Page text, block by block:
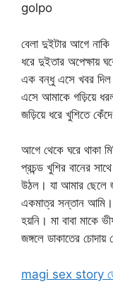
golpo
বেলা দুইটার আগে নাকি
ধরে দুইতার অপেক্ষায়
এক বন্ধু এসে খবর দিল
এসে আমাকে গড়িয়ে
জড়িয়ে ধরে খুশিতে
আগে থেকে ঘরে থাকা
প্রচন্ড খুশির বানের
উঠল। যা আমার ছেলে
একমাত্র সন্তান
হয়নি। মা বাবা
জঙ্গলে ডাকাতের চোদায়
magi sex story তোর